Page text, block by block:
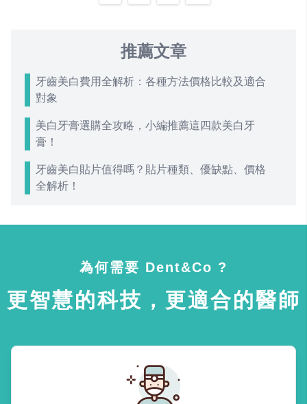
推薦文章
牙齒美白費用全解析：各種方法價格比較及適合
對象
美白牙膏選購全攻略，小編推薦這四款美白牙
膏！
牙齒美白貼片值得嗎？貼片種類、優缺點、價格
全解析！
為何需要 Dent&Co ?
更智慧的科技，更適合的醫師